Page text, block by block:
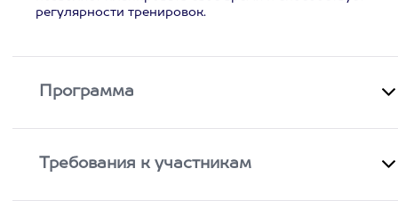
регулярности тренировок.
Программа
Требования к участникам